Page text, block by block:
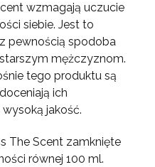
wzmagają uczucie
siebie. Jest to
pewnością spodoba
mężczyznom.
tego produktu są
ich
jakość.
The Scent zamknięte
równej 100 ml.